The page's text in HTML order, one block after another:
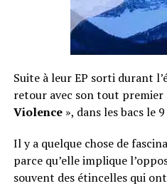
Suite à leur EP sorti durant
retour avec son tout premier
Violence», dans les bacs le
Il y a quelque chose de
parce qu’elle implique
souvent des étincelles qui